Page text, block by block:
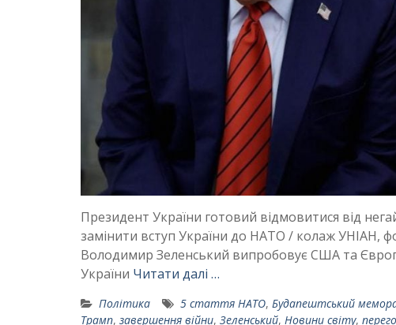
Президент України готовий відмовитися від
замінити вступ України до НАТО / колаж УНІАН,
Володимир Зеленський випробовує США та
України Читати далі …
Політика 5 стаття НАТО, Будапештський
Трамп, завершення війни, Зеленський, Новини світу,